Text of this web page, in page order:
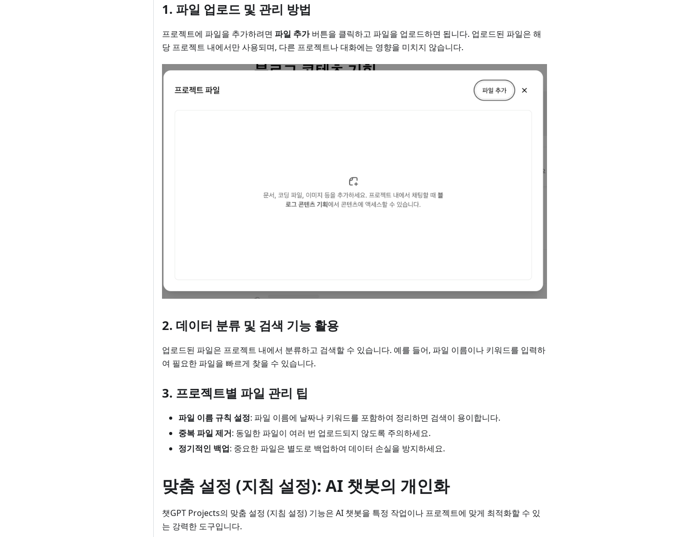
1. 파일 업로드 및 관리 방법
프로젝트에 파일을 추가하려면 파일 추가버튼을 클릭하고 파일을 업로드하면 됩니다. 업로드된 파일은 해
당 프로젝트 내에서만 사용되며, 다른 프로젝트나 대화에는 영향을 미치지 않습니다.
2. 데이터 분류 및 검색 기능 활용
업로드된 파일은 프로젝트 내에서 분류하고 검색할 수 있습니다. 예를 들어, 파일 이름이나 키워드를 입력하
여 필요한 파일을 빠르게 찾을 수 있습니다.
3. 프로젝트별 파일 관리 팁
파일 이름 규칙 설정: 파일 이름에 날짜나 키워드를 포함하여 정리하면 검색이 용이합니다.
중복 파일 제거: 동일한 파일이 여러 번 업로드되지 않도록 주의하세요.
정기적인 백업: 중요한 파일은 별도로 백업하여 데이터 손실을 방지하세요.
맞춤 설정 (지침 설정): AI 챗봇의 개인화
챗GPT Projects의 맞춤 설정 (지침 설정) 기능은 AI 챗봇을 특정 작업이나 프로젝트에 맞게 최적화할 수 있
는 강력한 도구입니다.